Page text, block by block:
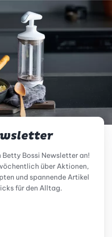
Betty Bossi Newsletter an!
über Aktionen,
und spannende Artikel
für den Alltag.